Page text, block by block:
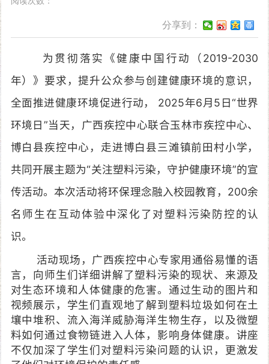
分享到：
为贯彻落实《健康中国行动（2019-2030
年）》要求，提升公众参与创建健康环境的意识，
全面推进健康环境促进行动， 2025年6月5日“世界
环境日”当天，广西疾控中心联合玉林市疾控中心、
博白县疾控中心，走进博白县三滩镇前田村小学，
共同开展主题为“关注塑料污染，守护健康环境”的宣
传活动。本次活动将环保理念融入校园教育，200余
名师生在互动体验中深化了对塑料污染防控的认
识。
活动现场，广西疾控中心专家用通俗易懂的语
言，向师生们详细讲解了塑料污染的现状、来源及
对生态环境和人体健康的危害。通过生动的图片和
视频展示，学生们直观地了解到塑料垃圾如何在土
壤中堆积、流入海洋威胁海洋生物生存，以及微塑
料如何通过食物链进入人体，影响身体健康。讲座
不仅加深了学生们对塑料污染问题的认识，更激发